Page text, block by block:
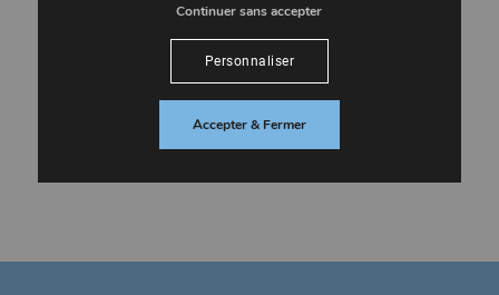
Accepter & Fermer
Continuer sans accepter
Personnaliser